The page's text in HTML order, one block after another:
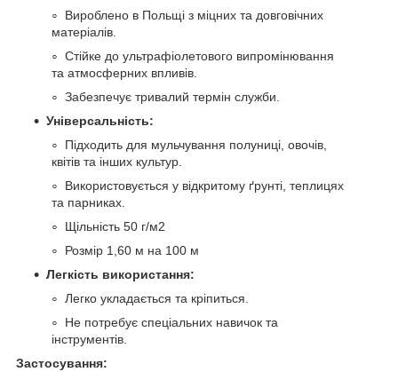
Вироблено в Польщі з міцних та довговічних
матеріалів.
Стійке до ультрафіолетового випромінювання
та атмосферних впливів.
Забезпечує тривалий термін служби.
Універсальність:
Підходить для мульчування полуниці, овочів,
квітів та інших культур.
Використовується у відкритому ґрунті, теплицях
та парниках.
Щільність 50 г/м2
Розмір 1,60 м на 100 м
Легкість використання:
Легко укладається та кріпиться.
Не потребує спеціальних навичок та
інструментів.
Застосування: